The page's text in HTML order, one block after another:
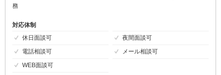
務
対応体制
休日面談可
夜間面談可
電話相談可
メール相談可
WEB面談可